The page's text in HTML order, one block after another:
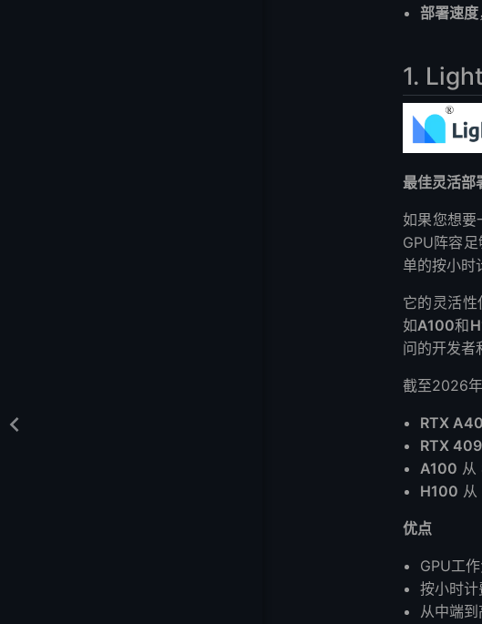
部署速度
1.
最佳灵活部
如果您想要
GPU阵容
单的按小时
它的灵活
如A100和
问的开发者
截至2026
RTX
RTX
A100 从
H100 从
优点
GPU工
按小时计
从中端